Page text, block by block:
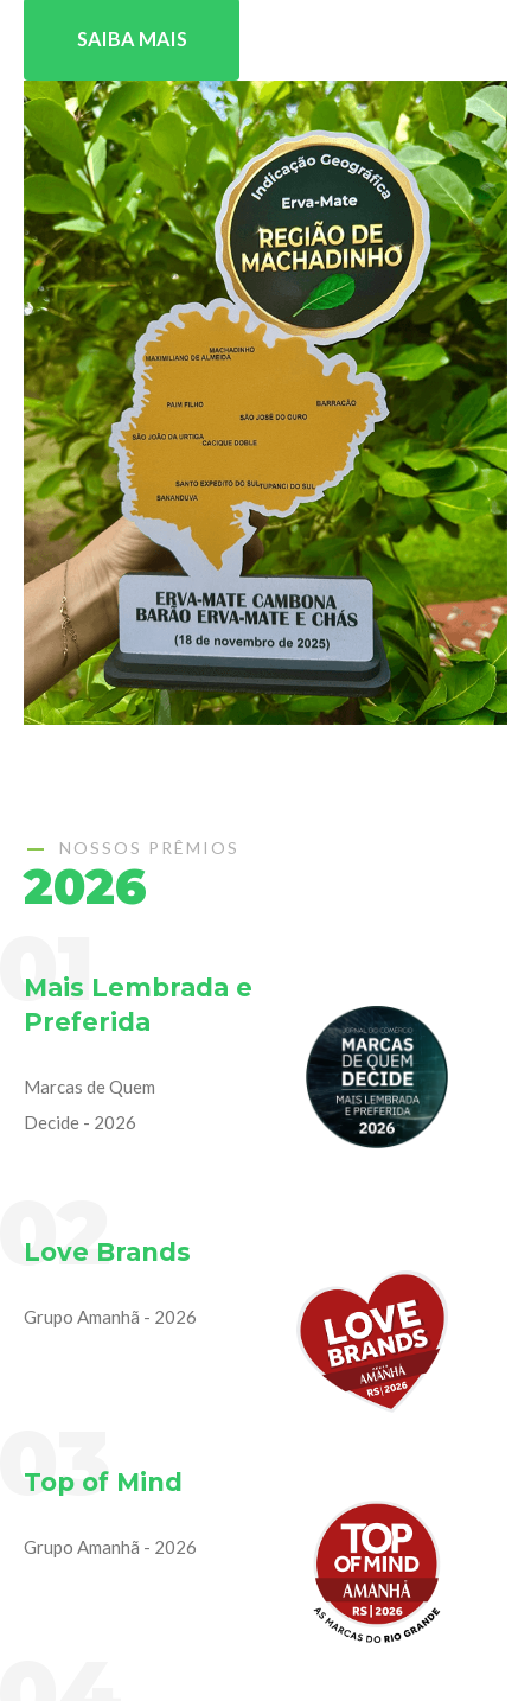
SAIBA MAIS
NOSSOS PRÊMIOS
2026
Mais Lembrada e
Preferida
Marcas de Quem
Decide - 2026
Love Brands
Grupo Amanhã - 2026
Top of Mind
Grupo Amanhã - 2026